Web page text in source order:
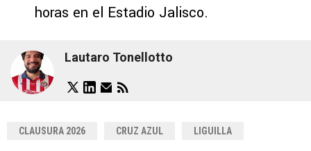
horas en el Estadio Jalisco.
Lautaro Tonellotto
CLAUSURA 2026 CRUZ AZUL LIGUILLA